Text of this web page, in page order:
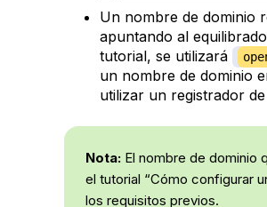
Un nombre de dominio
apuntando al
tutorial, se utilizará
un nombre de dominio
utilizar un registrador
Nota:El nombre de dominio
el tutorial “Cómo configurar
los requisitos previos.